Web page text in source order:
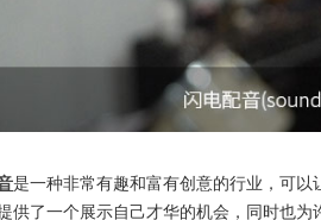
是一种非常有趣和富有创意的行业，可
供了一个展示自己才华的机会，同时也为